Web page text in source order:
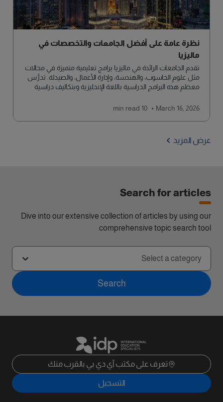
نظرة عامة على أفضل الجامعات والتخصصات في
ماليزيا
تقدم الجامعات الرائدة في ماليزيا برامج تعليمية متميزة في مجالات
مثل علوم الحاسوب، والهندسة، وإدارة الأعمال، والصيدلة. تدرَّس
معظم هذه البرامج الدراسية باللغة الإنجليزية وبتكاليف دراسية
عن تعليم عالي الجودة.
March 16, 2026
10 min
read
عرض المزيد
Search for articles
Dive into our extensive collection of articles by using our
comprehensive topic search tool.
Select a category
Search
تعرف على مكتب آي دي بي بالقرب منك
التسجيل